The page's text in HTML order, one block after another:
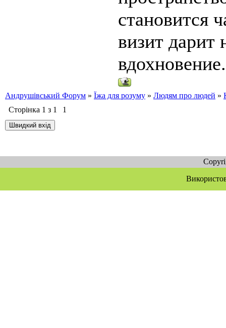
становится
визит дарит
вдохновение.
Андрушівський Форум » Їжа для розуму » Людям про людей »
Сторінка 1 з 1 1